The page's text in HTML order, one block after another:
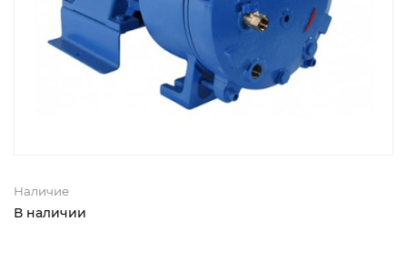
Наличие
В наличии